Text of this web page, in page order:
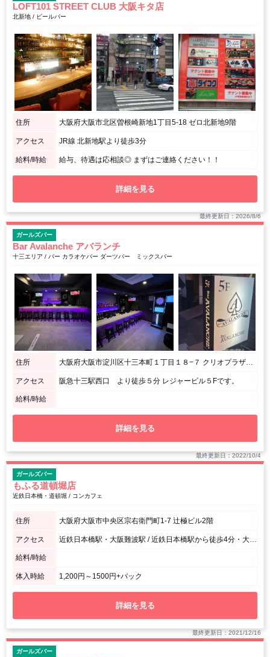
LOFT101 STREET CLUB 大阪キタ店
北新地 / ビールバー
住所 大阪府大阪市北区曽根崎新地1丁目5-18 ゼロ北新地9階
アクセス JR線 北新地駅より徒歩3分
給料/時給 給与、待遇は応相談◎ まずはご連絡ください！！
詳細を見る
最終更新日：2026/8/6
ガールズバー
Bar Avalanche アバランチ
十三エリア / バー カラオケバー ダーツバー ミックスバー
住所 大阪府大阪市淀川区十三本町１丁目１８−７ クリオプラザ十三Part2 ５F
アクセス 阪急十三駅西口 より徒歩５分 レジャービル５Fです。
給料/時給
詳細を見る
最終更新日：2022/10/4
ガールズバー
もふる道頓堀店
近鉄日本橋・道頓堀 / コンカフェ
住所 大阪府大阪市中央区宗右衛門町1-7 辻極ビル2階
アクセス 近鉄日本橋駅・大阪難波駅 / 近鉄日本橋駅から徒歩4分・大阪難波駅から徒歩11分
給料/時給
体入時給 1,200円～1500円+バック
詳細を見る
最終更新日：2021/12/16
ガールズバー